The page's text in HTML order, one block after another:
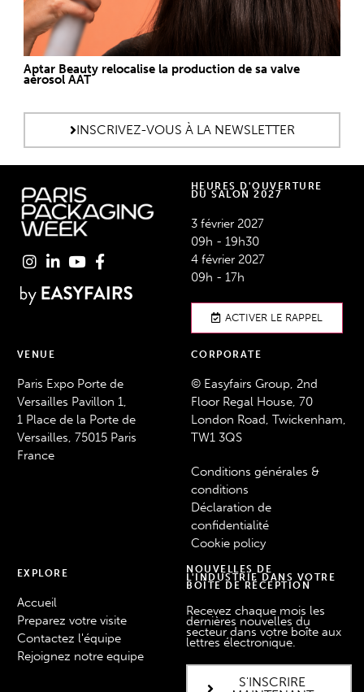
Aptar Beauty relocalise la production de sa valve
aérosol AAT
INSCRIVEZ-VOUS À LA NEWSLETTER
HEURES D'OUVERTURE
DU SALON 2027
3 février 2027
09h - 19h30
4 février 2027
09h - 17h
ACTIVER LE RAPPEL
VENUE
Paris Expo Porte de
Versailles Pavillon 1,
1 Place de la Porte de
Versailles, 75015 Paris
France
CORPORATE
© Easyfairs Group, 2nd
Floor Regal House, 70
London Road, Twickenham,
TW1 3QS
Conditions générales &
conditions
Déclaration de
confidentialité
Cookie policy
EXPLORE
Accueil
Preparez votre visite
Contactez l'équipe
Rejoignez notre equipe
NOUVELLES DE
L'INDUSTRIE DANS VOTRE
BOÎTE DE RÉCEPTION
Recevez chaque mois les
dernières nouvelles du
secteur dans votre boîte aux
lettres électronique.
S'INSCRIRE